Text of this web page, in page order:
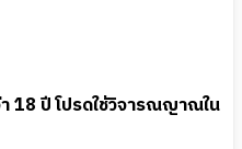
18 ปี โปรดใช้วิจารณญาณใน